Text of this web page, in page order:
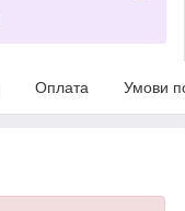
Оплата Умови